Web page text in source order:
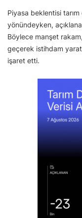
Piyasa beklentisi tarım
yönündeyken,
Böylece manşet
geçerek istihdam
işaret etti.